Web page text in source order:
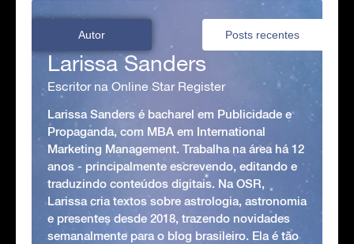
Autor Posts recentes
Larissa Sanders
Escritor na Online Star Register
Larissa Sanders é bacharel em Publicidade e
Propaganda, com MBA em International
Marketing Management. Trabalha na área há 12
anos - principalmente escrevendo, editando e
traduzindo conteúdos digitais. Na OSR,
Larissa cria textos sobre astrologia, astronomia
e presentes desde 2018, trazendo novidades
semanalmente para o blog brasileiro. Ela é tão